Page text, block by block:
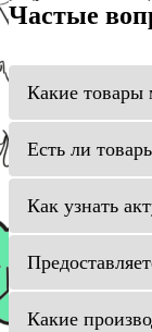
Частые
Какие товары
Есть ли
Как узнать
Какие